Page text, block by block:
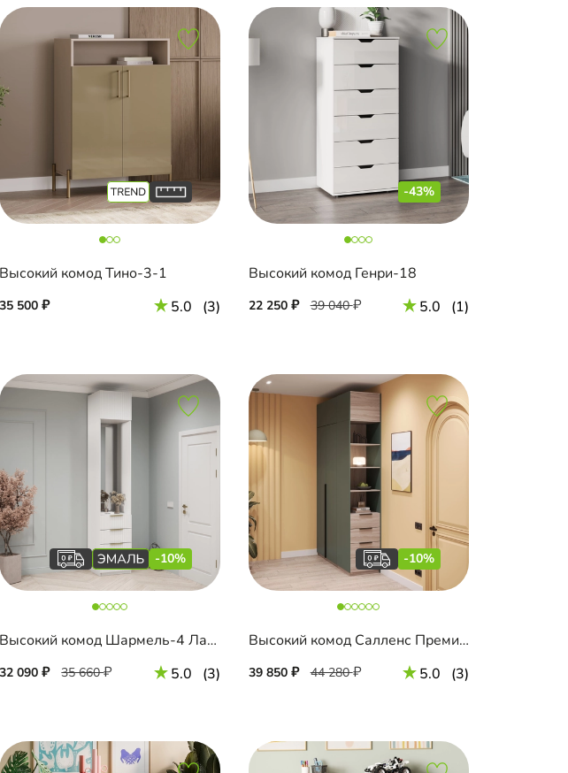
Высокий комод Тино-3-1
35 500 5.0 (3)
-43%
Высокий комод Генри-18
22 250 39 040 5.0 (1)
-10%
Высокий комод Шармель-4 Лайф Эмаль с зеркалом и антресолью
32 090 35 660 5.0 (3)
-10%
Высокий комод Салленс Премиум с полками и антресолью
39 850 44 280 5.0 (3)